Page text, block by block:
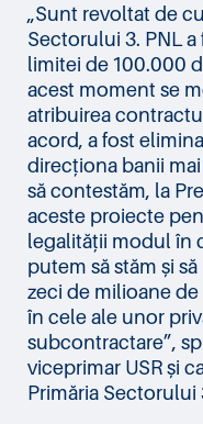
„Sunt revoltat de
Sectorului 3. PNL
limitei de 100.000
acest moment se
atribuirea
acord, a fost
direcționa banii
să contestăm, la
aceste proiecte
legalității modul în
putem să stăm și
zeci de milioane
în cele ale unor
subcontractare”,
viceprimar USR și
Primăria Sectorului